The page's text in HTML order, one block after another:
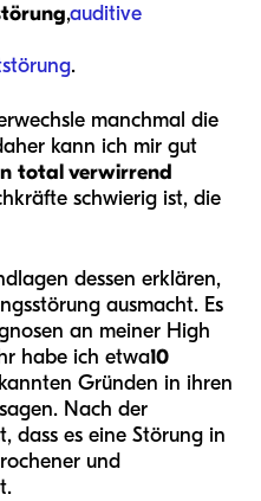
,auditive
.
manchmal die
kann ich mir gut
total verwirrend
schwierig ist, die
dessen erklären,
ausmacht. Es
an meiner High
habe ich etwa10
Gründen in ihren
Nach der
dass es eine Störung in
und